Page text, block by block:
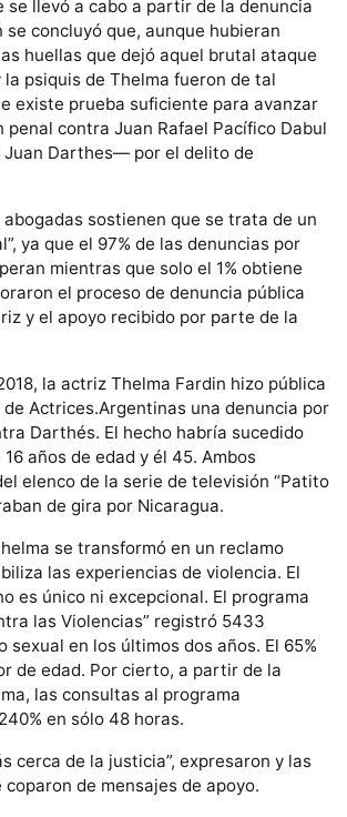
se llevó a cabo a partir de la denuncia
se concluyó que, aunque hubieran
huellas que dejó aquel brutal ataque
la psiquis de Thelma fueron de tal
existe prueba suficiente para avanzar
penal contra Juan Rafael Pacífico Dabul
Darthes— por el delito de
sostienen que se trata de un
ya que el 97% de las denuncias por
mientras que solo el 1% obtiene
el proceso de denuncia pública
y el apoyo recibido por parte de la
la actriz Thelma Fardin hizo pública
Actrices.Argentinas una denuncia por
Darthés. El hecho habría sucedido
años de edad y él 45. Ambos
elenco de la serie de televisión “Patito
de gira por Nicaragua.
se transformó en un reclamo
las experiencias de violencia. El
es único ni excepcional. El programa
las Violencias” registró 5433
sexual en los últimos dos años. El 65%
de edad. Por cierto, a partir de la
las consultas al programa
en sólo 48 horas.
cerca de la justicia”, expresaron y las
de mensajes de apoyo.